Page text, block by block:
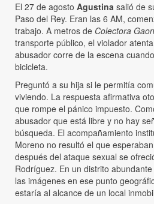
El 27 de agosto Agustina salió de
Paso del Rey. Eran las 6 AM,
trabajo. A metros de Colectora
transporte público, el violador
abusador corre de la escena
bicicleta.
Preguntó a su hija si le permitía
viviendo. La respuesta afirmativa
que rompe el pánico impuesto.
abusador que está libre y no hay
búsqueda. El acompañamiento
Moreno no resultó el que
después del ataque sexual se
Rodríguez. En un distrito
las imágenes en ese punto
estaría al alcance de un local